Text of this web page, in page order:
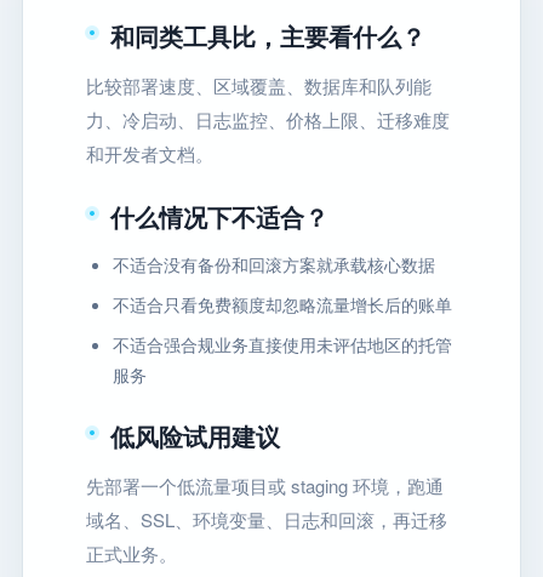
和同类工具比，主要看什么？
比较部署速度、区域覆盖、数据库和队列能
力、冷启动、日志监控、价格上限、迁移难度
和开发者文档。
什么情况下不适合？
不适合没有备份和回滚方案就承载核心数据
不适合只看免费额度却忽略流量增长后的账单
不适合强合规业务直接使用未评估地区的托管
服务
低风险试用建议
先部署一个低流量项目或 staging 环境，跑通
域名、SSL、环境变量、日志和回滚，再迁移
正式业务。